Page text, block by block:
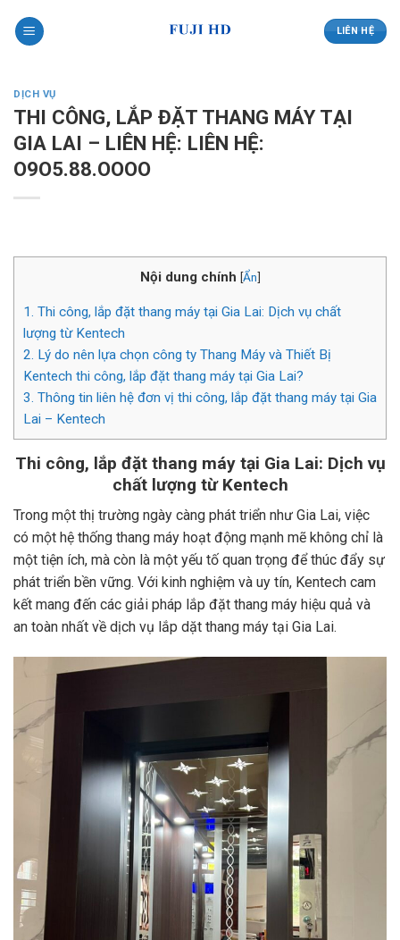
LIÊN HỆ
DỊCH VỤ
THI CÔNG, LẮP ĐẶT THANG MÁY TẠI
GIA LAI – LIÊN HỆ: LIÊN HỆ:
O9O5.88.OOOO
Nội dung chính [Ẩn]
1. Thi công, lắp đặt thang máy tại Gia Lai: Dịch vụ chất
lượng từ Kentech
2. Lý do nên lựa chọn công ty Thang Máy và Thiết Bị
Kentech thi công, lắp đặt thang máy tại Gia Lai?
3. Thông tin liên hệ đơn vị thi công, lắp đặt thang máy tại Gia
Lai – Kentech
Thi công, lắp đặt thang máy tại Gia Lai: Dịch vụ
chất lượng từ Kentech
Trong một thị trường ngày càng phát triển như Gia Lai, việc
có một hệ thống thang máy hoạt động mạnh mẽ không chỉ là
một tiện ích, mà còn là một yếu tố quan trọng để thúc đẩy sự
phát triển bền vững. Với kinh nghiệm và uy tín, Kentech cam
kết mang đến các giải pháp lắp đặt thang máy hiệu quả và
an toàn nhất về dịch vụ lắp dặt thang máy tại Gia Lai.